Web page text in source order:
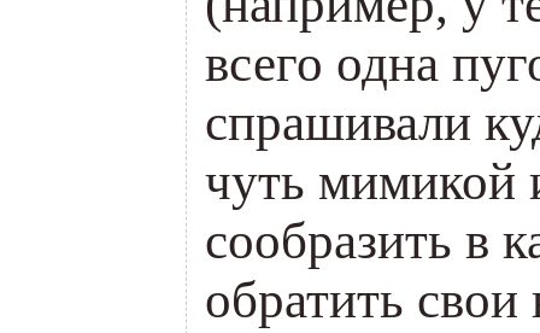
всего одна
спрашивали
чуть мимикой
сообразить в
обратить свои